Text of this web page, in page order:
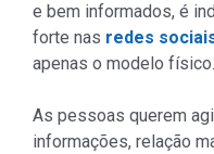
e bem informados, é
forte nas redes
apenas o modelo físico.
As pessoas querem
informações, relação